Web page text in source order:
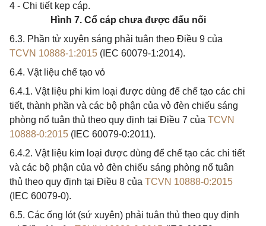
4 - Chi tiết kẹp cáp.
Hình 7. Cổ cáp chưa được đấu nối
6.3. Phần tử xuyên sáng phải tuân theo Điều 9 của
TCVN 10888-1:2015 (IEC 60079-1:2014).
6.4. Vật liệu chế tạo vỏ
6.4.1. Vật liệu phi kim loại được dùng để chế tạo các chi
tiết, thành phần và các bộ phận của vỏ đèn chiếu sáng
phòng nổ tuân thủ theo quy định tại Điều 7 của TCVN
10888-0:2015 (IEC 60079-0:2011).
6.4.2. Vật liệu kim loại được dùng để chế tạo các chi tiết
và các bộ phận của vỏ đèn chiếu sáng phòng nổ tuân
thủ theo quy định tại Điều 8 của TCVN 10888-0:2015
(IEC 60079-0).
6.5. Các ống lót (sứ xuyên) phải tuân thủ theo quy định